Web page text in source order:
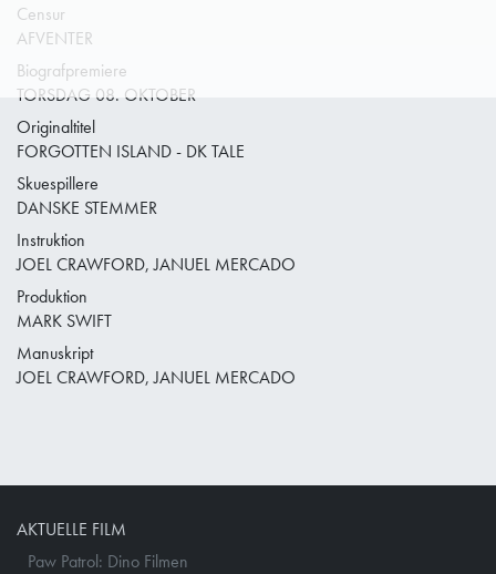
Censur
AFVENTER
Biografpremiere
TORSDAG 08. OKTOBER
Originaltitel
FORGOTTEN ISLAND - DK TALE
Skuespillere
DANSKE STEMMER
Instruktion
JOEL CRAWFORD, JANUEL MERCADO
Produktion
MARK SWIFT
Manuskript
JOEL CRAWFORD, JANUEL MERCADO
AKTUELLE FILM
Paw Patrol: Dino Filmen